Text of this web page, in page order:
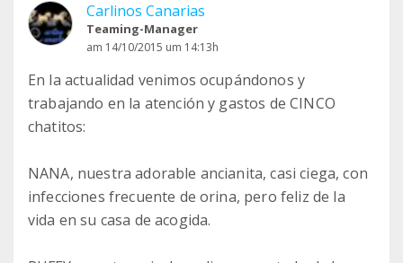
Carlinos Canarias
Teaming-Manager
am 14/10/2015 um 14:13h
En la actualidad venimos ocupándonos y
trabajando en la atención y gastos de CINCO
chatitos:
NANA, nuestra adorable ancianita, casi ciega, con
infecciones frecuente de orina, pero feliz de la
vida en su casa de acogida.